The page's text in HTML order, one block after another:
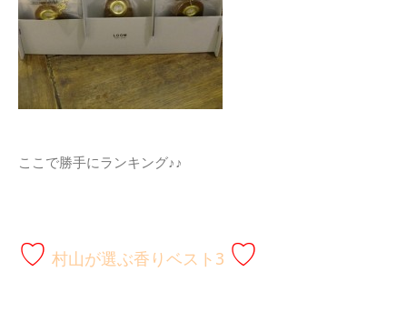
ここで勝手にランキング♪♪
♡ 村山が選ぶ香りベスト3 ♡